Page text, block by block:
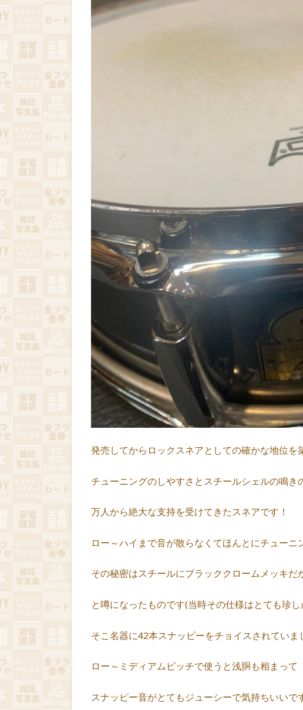
発売してからロックスネアとしての確かな地位を
チューニングのしやすさとスチールシェルの鳴き
万人から絶大な支持を受けてきたスネアです！
ロー～ハイまで音が散らなくてほんとにチューニ
その秘密はスチールにブラッククロームメッキだ
と噂になったものです(当時その仕様はとても珍
そこ名器に42本スナッピーをチョイスされていま
ロー～ミディアムピッチで使うと浅胴も相まって
スナッピー音がとてもジューシーで気持ちいいで